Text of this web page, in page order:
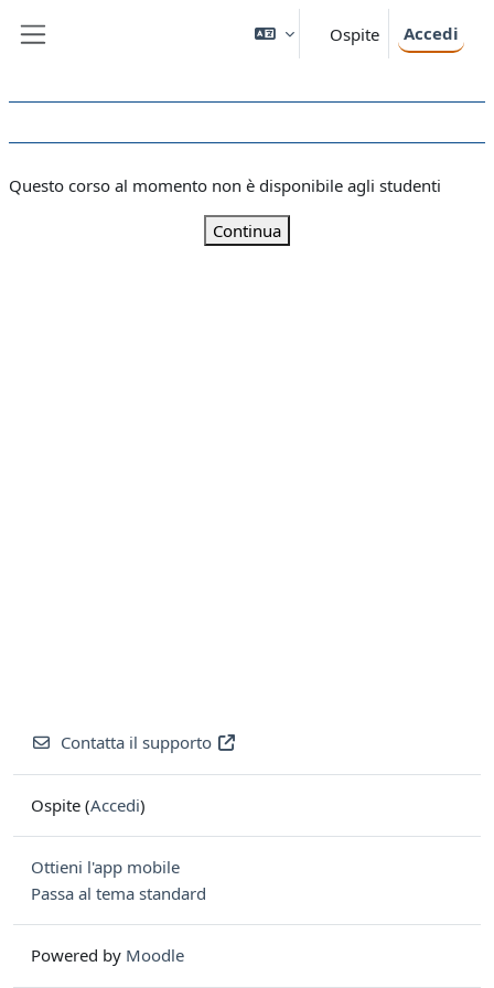
Ospite Accedi
Questo corso al momento non è disponibile agli studenti
Continua
Contatta il supporto
Ospite (Accedi)
Ottieni l'app mobile
Passa al tema standard
Powered by Moodle